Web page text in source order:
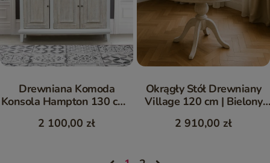
Drewniana Komoda
Konsola Hampton 130 cm |
2 100,00 zł
Okrągły Stół Drewniany
Village 120 cm | Bielony
2 910,00 zł